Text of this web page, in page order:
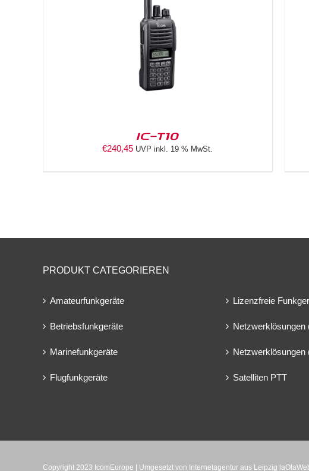
IC-T10
€240,45 UVP inkl. 19 % MwSt.
DETAILS
PRODUKT CATEGORIEREN
Amateurfunkgeräte
Betriebsfunkgeräte
Marinefunkgeräte
Flugfunkgeräte
Lizenzfreie
Netzwerklösungen
Netzwerklösungen
Satelliten PTT
Copyright 2023 IcomEurope | Umgesetzt von Internetagentur aus Leipzig